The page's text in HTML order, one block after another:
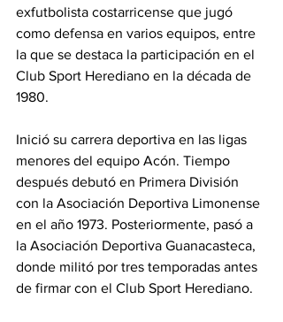
exfutbolista costarricense que jugó
como defensa en varios equipos, entre
la que se destaca la participación en el
Club Sport Herediano en la década de
1980.
Inició su carrera deportiva en las ligas
menores del equipo Acón. Tiempo
después debutó en Primera División
con la Asociación Deportiva Limonense
en el año 1973. Posteriormente, pasó a
la Asociación Deportiva Guanacasteca,
donde militó por tres temporadas antes
de firmar con el Club Sport Herediano.